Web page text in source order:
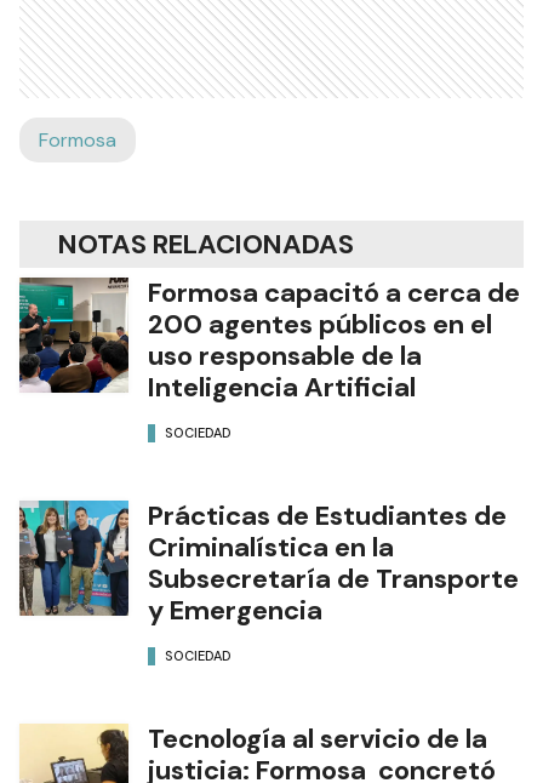
Formosa
NOTAS RELACIONADAS
Formosa capacitó a cerca de
200 agentes públicos en el
uso responsable de la
Inteligencia Artificial
SOCIEDAD
Prácticas de Estudiantes de
Criminalística en la
Subsecretaría de Transporte
y Emergencia
SOCIEDAD
Tecnología al servicio de la
justicia: Formosa concretó